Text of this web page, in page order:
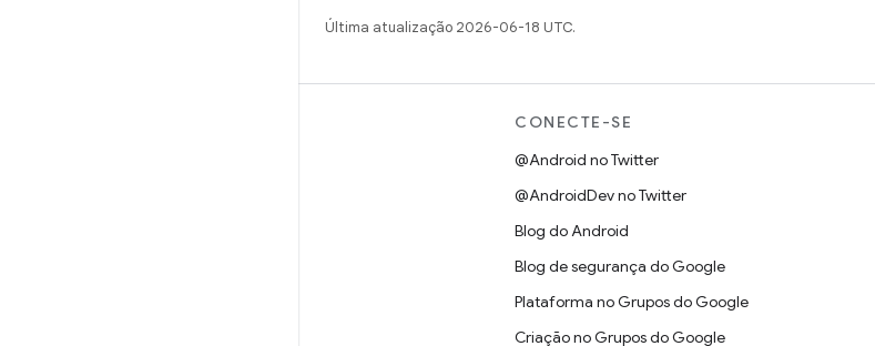
Última atualização 2026-06-18 UTC.
CONECTE-SE
@Android no Twitter
@AndroidDev no Twitter
Blog do Android
Blog de segurança do Google
Plataforma no Grupos do Google
Criação no Grupos do Google